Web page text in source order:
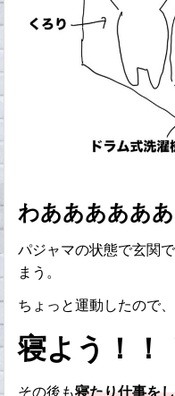
わああああああ
パジャマの状態で玄関
まう。
ちょっと運動したので
寝よう！！